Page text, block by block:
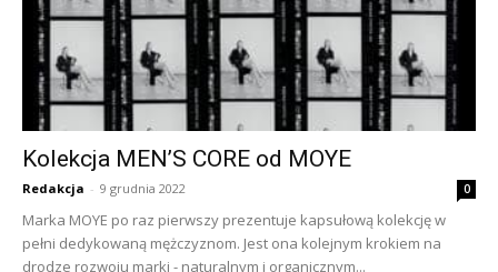
Kolekcja MEN’S CORE od MOYE
Redakcja - 9 grudnia 2022 0
Marka MOYE po raz pierwszy prezentuje kapsułową kolekcję w
pełni dedykowaną mężczyznom. Jest ona kolejnym krokiem na
drodze rozwoju marki - naturalnym i organicznym...